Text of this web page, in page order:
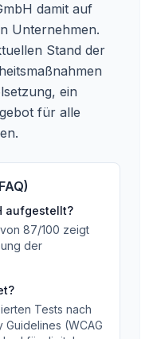
damit auf
Unternehmen.
Stand der
ein
für alle
aufgestellt?
87/100 zeigt
der
Tests nach
(WCAG